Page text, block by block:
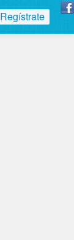
Regístrate